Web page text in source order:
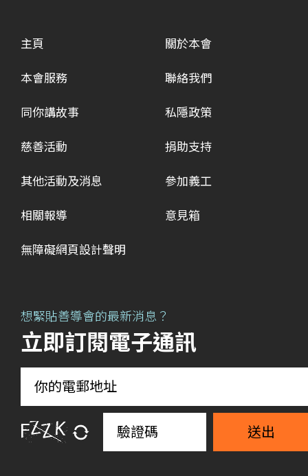
主頁
本會服務
同你講故事
慈善活動
其他活動及消息
相關報導
關於本會
聯絡我們
私隱政策
捐助支持
參加義工
意見箱
無障礙網頁設計聲明
想緊貼善導會的最新消息？
立即訂閱電子通訊
送出